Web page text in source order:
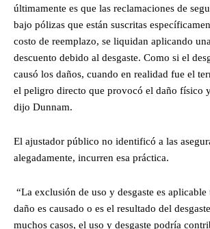
últimamente es que las reclamaciones de
bajo pólizas que están suscritas
costo de reemplazo, se liquidan aplicando
descuento debido al desgaste. Como si el
causó los daños, cuando en realidad fue el
el peligro directo que provocó el daño físico
dijo Dunnam.
El ajustador público no identificó a las
alegadamente, incurren esa práctica.
“La exclusión de uso y desgaste es aplicable
daño es causado o es el resultado del
muchos casos, el uso y desgaste podría